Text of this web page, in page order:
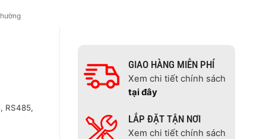
GIAO HÀNG MIỄN PHÍ
Xem chi tiết chính sách
tại đây
LẮP ĐẶT TẬN NƠI
Xem chi tiết chính sách
RS485,